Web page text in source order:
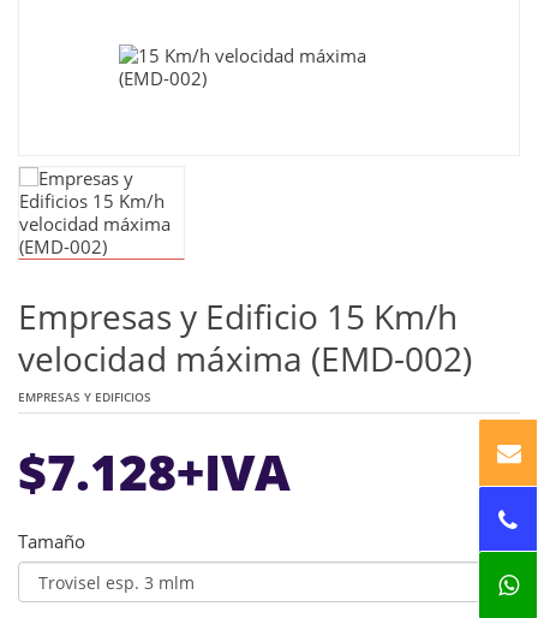
Empresas y Edificio 15 Km/h
velocidad máxima (EMD-002)
EMPRESAS Y EDIFICIOS
$7.128+IVA
Tamaño